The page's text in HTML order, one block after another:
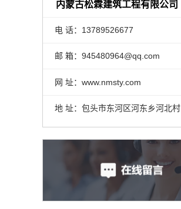
内蒙古松霖建筑工程有限公司
电 话：13789526677
邮 箱：945480964@qq.com
网 址：www.nmsty.com
地 址：包头市东河区河东乡河北村